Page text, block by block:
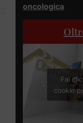
oncologica
Fai
cookie